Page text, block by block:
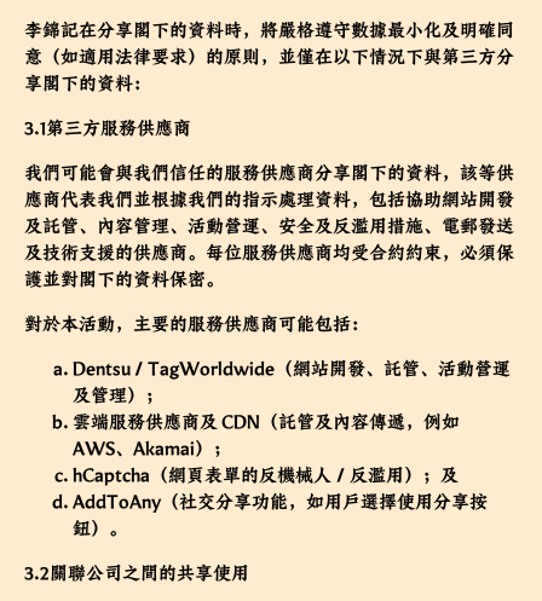
李錦記在分享閣下的資料時，將嚴格遵守數據最小化及明確同
意（如適用法律要求）的原則，並僅在以下情況下與第三方分
享閣下的資料：
3.1第三方服務供應商
我們可能會與我們信任的服務供應商分享閣下的資料，該等供
應商代表我們並根據我們的指示處理資料，包括協助網站開發
及託管、內容管理、活動營運、安全及反濫用措施、電郵發送
及技術支援的供應商。每位服務供應商均受合約約束，必須保
護並對閣下的資料保密。
對於本活動，主要的服務供應商可能包括：
Dentsu / TagWorldwide（網站開發、託管、活動營運
及管理）；
雲端服務供應商及 CDN（託管及內容傳遞，例如
AWS、Akamai）；
hCaptcha（網頁表單的反機械人／反濫用）；及
AddToAny（社交分享功能，如用戶選擇使用分享按
鈕）。
3.2關聯公司之間的共享使用